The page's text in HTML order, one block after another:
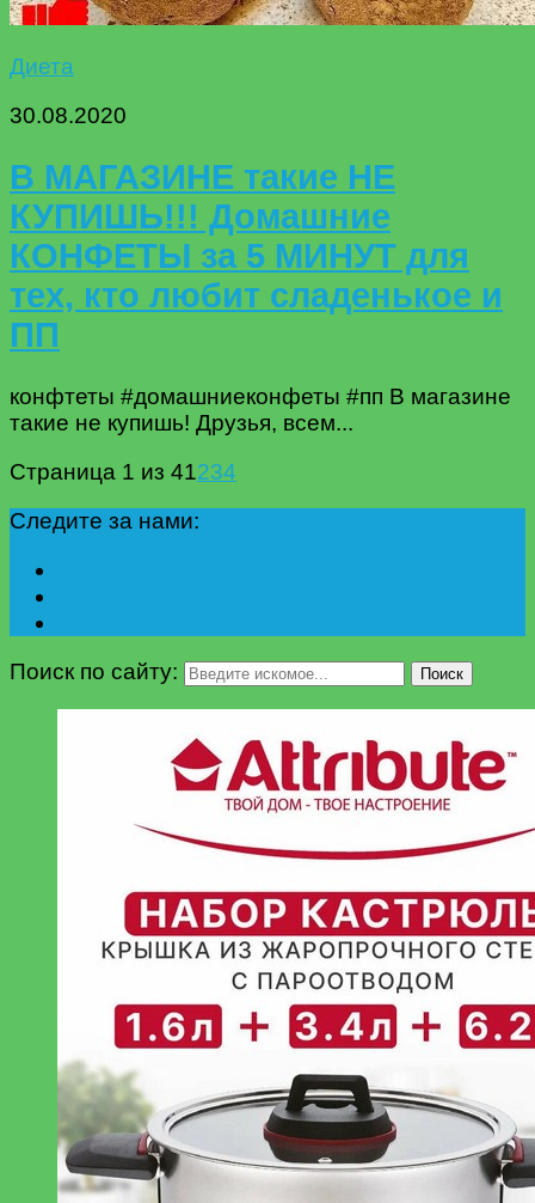
Диета
30.08.2020
В МАГАЗИНЕ такие НЕ
КУПИШЬ!!! Домашние
КОНФЕТЫ за 5 МИНУТ для
тех, кто любит сладенькое и
ПП
конфтеты #домашниеконфеты #пп В магазине
такие не купишь! Друзья, всем...
Страница 1 из 41234
Следите за нами:
Поиск по сайту: Поиск